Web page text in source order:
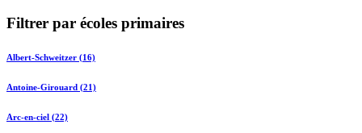
Filtrer par écoles primaires
Albert-Schweitzer (16)
Antoine-Girouard (21)
Arc-en-ciel (22)